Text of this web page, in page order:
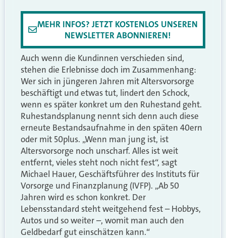
MEHR INFOS? JETZT KOSTENLOS UNSEREN
NEWSLETTER ABONNIEREN!
Auch wenn die Kundinnen verschieden sind,
stehen die Erlebnisse doch im Zusammenhang:
Wer sich in jüngeren Jahren mit Altersvorsorge
beschäftigt und etwas tut, lindert den Schock,
wenn es später konkret um den Ruhestand geht.
Ruhestandsplanung nennt sich denn auch diese
erneute Bestandsaufnahme in den späten 40ern
oder mit 50plus. „Wenn man jung ist, ist
Altersvorsorge noch unscharf. Alles ist weit
entfernt, vieles steht noch nicht fest“, sagt
Michael Hauer, Geschäftsführer des Instituts für
Vorsorge und Finanzplanung (IVFP). „Ab 50
Jahren wird es schon konkret. Der
Lebensstandard steht weitgehend fest – Hobbys,
Autos und so weiter –, womit man auch den
Geldbedarf gut einschätzen kann.“